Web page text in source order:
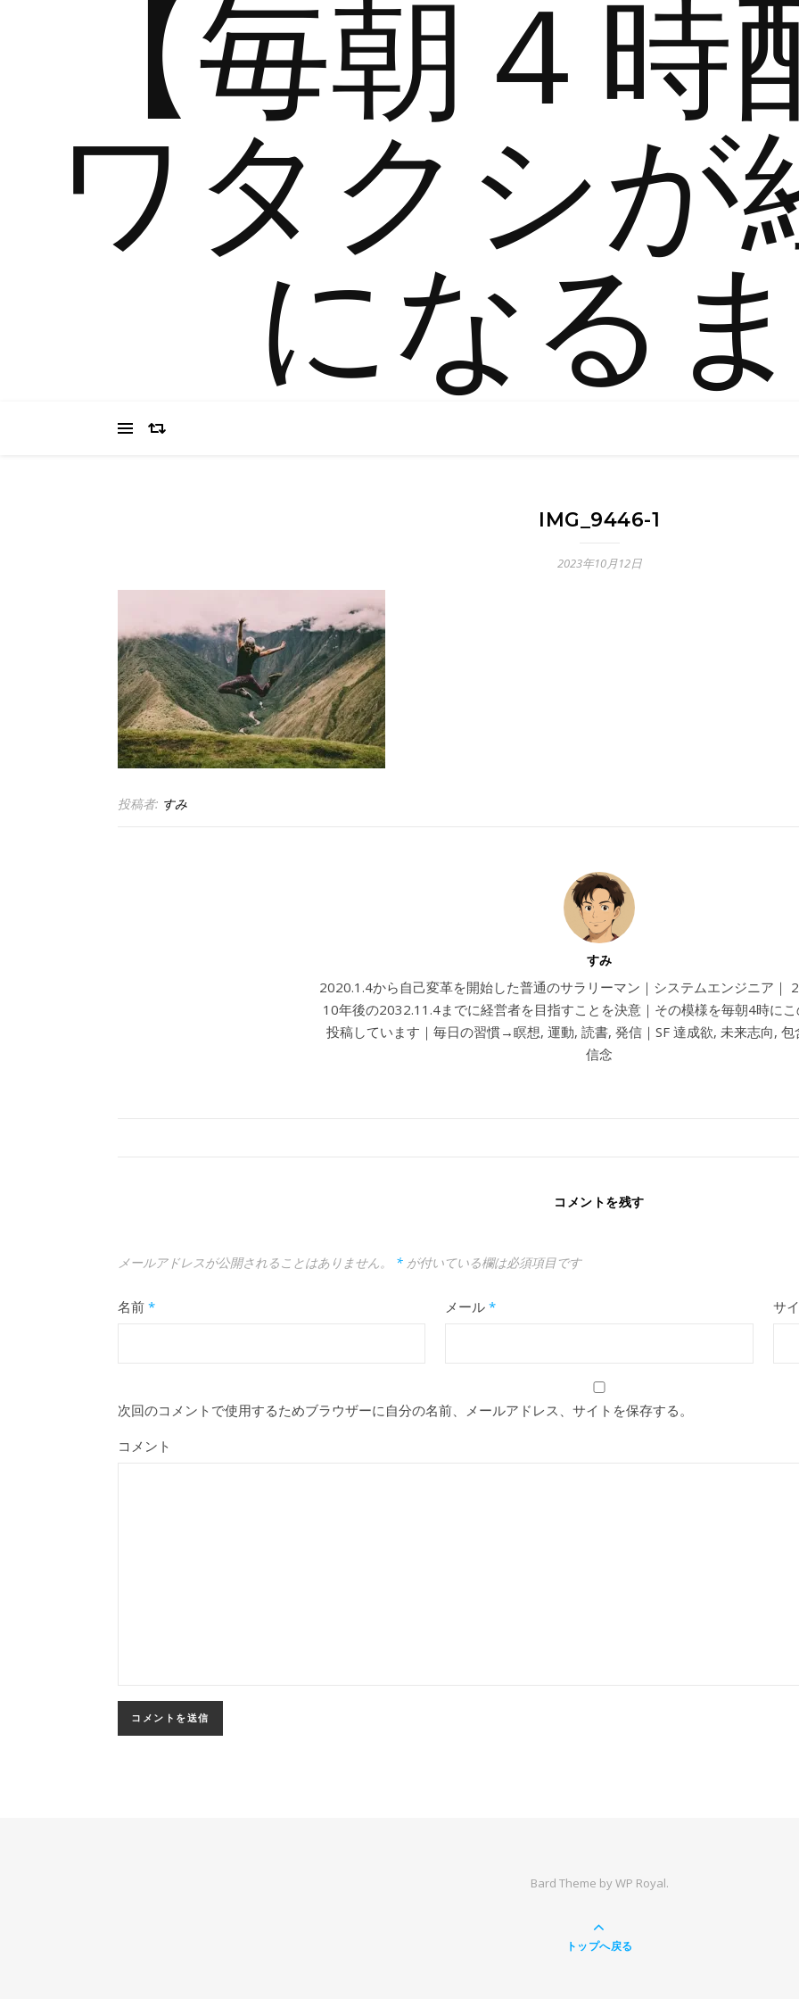
【毎朝４
ワタクシが
になる
IMG_9446-1
2023年10月12日
投稿者: すみ
すみ
2020.1.4から自己変革を開始した普通のサラリーマン｜システムエンジニア｜
10年後の2032.11.4までに経営者を目指すことを決意｜その模様を毎朝4時に
投稿しています｜毎日の習慣→瞑想, 運動, 読書, 発信｜SF 達成欲, 未来志向, 包
信念
コメントを残す
メールアドレスが公開されることはありません。 * が付いている欄は必須項目です
名前 * メール* サ
次回のコメントで使用するためブラウザーに自分の名前、メールアドレス、サイトを保存する。
コメント
Bard Theme byWP Royal.
トップへ戻る